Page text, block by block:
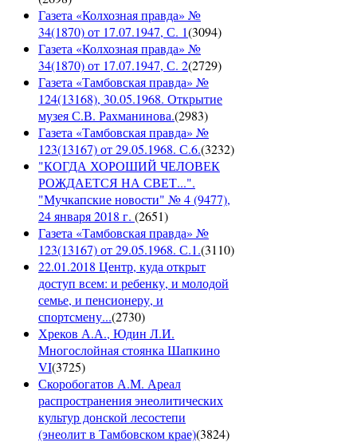
Газета «Колхозная правда» №
34(1870) от 17.07.1947, С. 1(3094)
Газета «Колхозная правда» №
34(1870) от 17.07.1947, С. 2(2729)
Газета «Тамбовская правда» №
124(13168), 30.05.1968. Открытие
музея С.В. Рахманинова.(2983)
Газета «Тамбовская правда» №
123(13167) от 29.05.1968. С.6.(3232)
"КОГДА ХОРОШИЙ ЧЕЛОВЕК
РОЖДАЕТСЯ НА СВЕТ...".
"Мучкапские новости" № 4 (9477),
24 января 2018 г. (2651)
Газета «Тамбовская правда» №
123(13167) от 29.05.1968. С.1.(3110)
22.01.2018 Центр, куда открыт
доступ всем: и ребенку, и молодой
семье, и пенсионеру, и
спортсмену...(2730)
Хреков А.А., Юдин Л.И.
Многослойная стоянка Шапкино
VI(3725)
Скоробогатов А.М. Ареал
распространения энеолитических
культур донской лесостепи
(энеолит в Тамбовском крае)(3824)